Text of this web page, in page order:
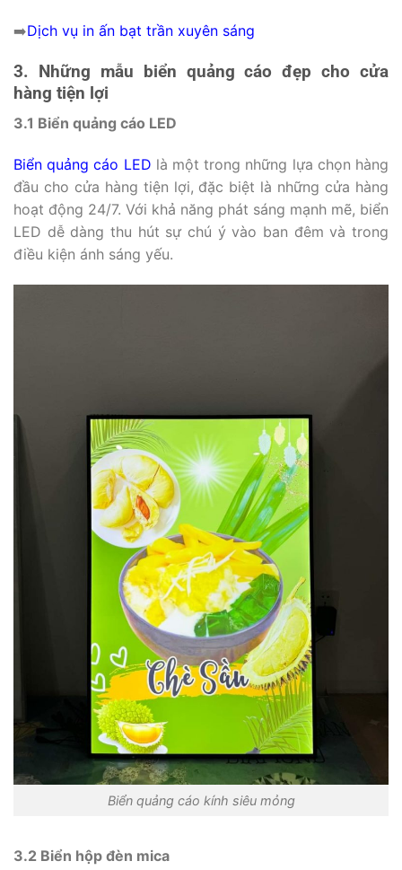
➡️Dịch vụ in ấn bạt trần xuyên sáng
3. Những mẫu biển quảng cáo đẹp cho cửa
hàng tiện lợi
3.1 Biển quảng cáo LED
Biển quảng cáo LED là một trong những lựa chọn hàng
đầu cho cửa hàng tiện lợi, đặc biệt là những cửa hàng
hoạt động 24/7. Với khả năng phát sáng mạnh mẽ, biển
LED dễ dàng thu hút sự chú ý vào ban đêm và trong
điều kiện ánh sáng yếu.
Biển quảng cáo kính siêu mỏng
3.2 Biển hộp đèn mica